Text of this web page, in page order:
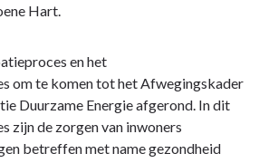
Hart.
en het
om te komen tot het Afwegingskader
Duurzame Energie afgerond. In dit
zijn de zorgen van inwoners
betreffen met name gezondheid